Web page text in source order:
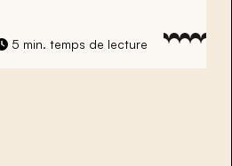
5 min. temps de lecture